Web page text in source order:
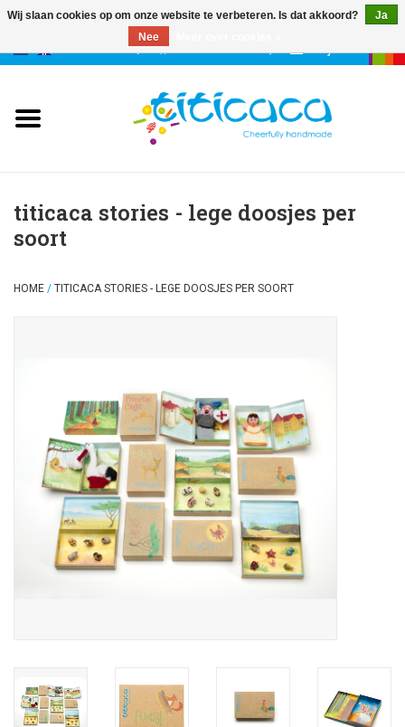
etuis & tassen
nieuw
over titicaca
titicaca stories - lege doosjes per
soort
HOME / TITICACA STORIES - LEGE DOOSJES PER SOORT
Wij slaan cookies op om onze website te verbeteren. Is dat akkoord?
Ja
Nee